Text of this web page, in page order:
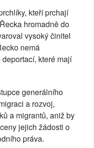
kteří prchají
hromadně do
vysoký činitel
nemá
které mají
generálního
a rozvoj,
a migrantů, aniž by
jejich žádosti o
práva.